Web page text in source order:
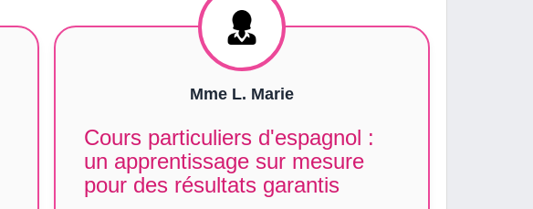
Mme L. Marie
Cours particuliers d'espagnol :
un apprentissage sur mesure
pour des résultats garantis